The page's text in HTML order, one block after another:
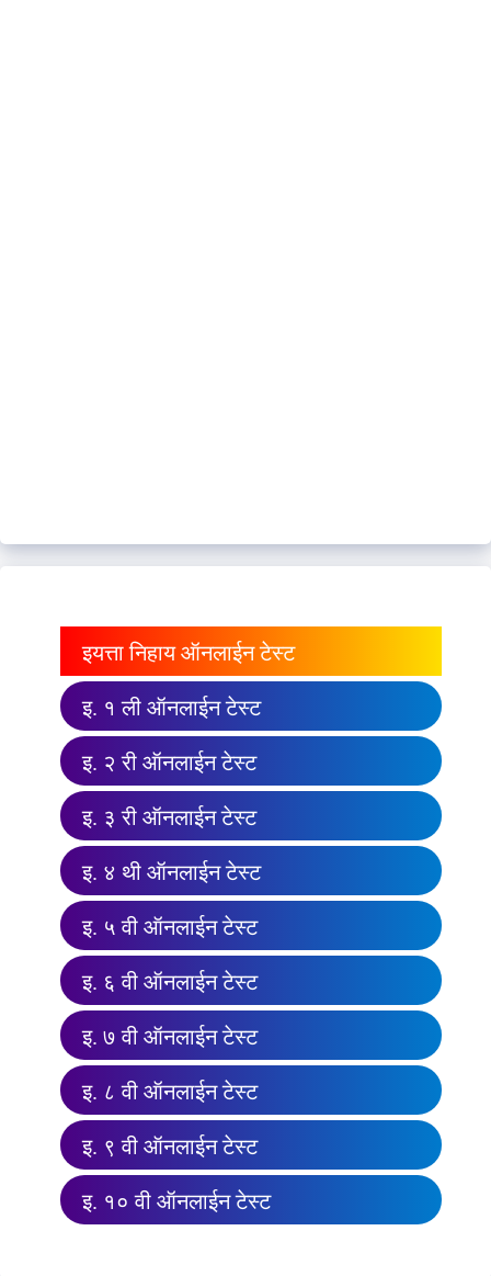
इयत्ता निहाय ऑनलाईन टेस्ट
इ. १ ली ऑनलाईन टेस्ट
इ. २ री ऑनलाईन टेस्ट
इ. ३ री ऑनलाईन टेस्ट
इ. ४ थी ऑनलाईन टेस्ट
इ. ५ वी ऑनलाईन टेस्ट
इ. ६ वी ऑनलाईन टेस्ट
इ. ७ वी ऑनलाईन टेस्ट
इ. ८ वी ऑनलाईन टेस्ट
इ. ९ वी ऑनलाईन टेस्ट
इ. १० वी ऑनलाईन टेस्ट